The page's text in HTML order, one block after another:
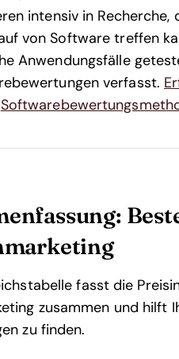
intensiv in
von Software treffen
Anwendungsfälle
verfasst.
fasst die
zusammen und hilft
zu finden.